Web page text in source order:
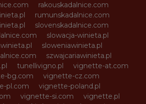
rakouskadalnice.com
rumunskadalnice.com
slovenskadalnice.com
slowacja-winieta.pl
sloweniawinieta.pl
szwajcariawinieta.pl
tunellivigno.pl
vignette-at.com
bg.com
vignette-cz.com
pl.com
vignette-poland.pl
vignette-si.com
vignette.pl